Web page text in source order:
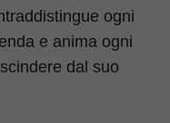
ogni
e anima ogni
dal suo